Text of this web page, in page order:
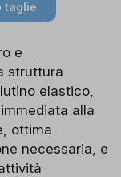
taglie
e
struttura
elastico,
alla
ottima
necessaria, e